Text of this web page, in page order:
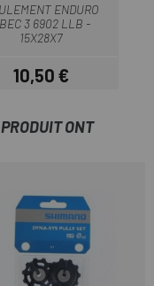
ENDURO
3 6902 LLB -
15X28X7
Prix
10,50 €
ONT